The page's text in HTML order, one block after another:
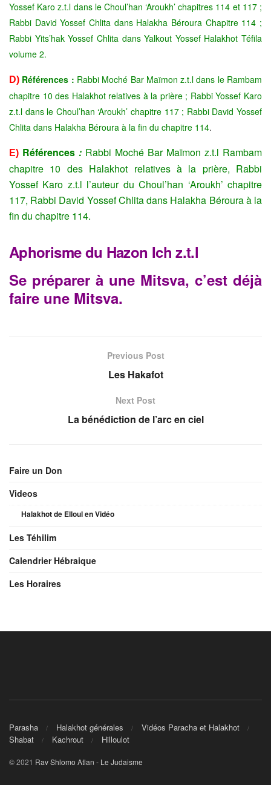
Yossef Karo z.t.l dans le Choul’han ‘Aroukh’ chapitres 114 et 117 ;
Rabbi David Yossef Chlita dans Halakha Béroura Chapitre 114 ;
Rabbi Yits’hak Yossef Chlita dans Yalkout Yossef Halakhot Téfila
volume 2.
D) Références : Rabbi Moché Bar Maïmon z.t.l dans le Rambam
chapitre 10 des Halakhot relatives à la prière ; Rabbi Yossef Karo
z.t.l dans le Choul’han ‘Aroukh’ chapitre 117 ; Rabbi David Yossef
Chlita dans Halakha Béroura à la fin du chapitre 114.
E) Références : Rabbi Moché Bar Maïmon z.t.l Rambam
chapitre 10 des Halakhot relatives à la prière, Rabbi
Yossef Karo z.t.l l’auteur du Choul’han ‘Aroukh’ chapitre
117, Rabbi David Yossef Chlita dans Halakha Béroura à la
fin du chapitre 114.
Aphorisme du Hazon Ich z.t.l
Se préparer à une Mitsva, c’est déjà
faire une Mitsva.
Previous Post
Les Hakafot
Next Post
La bénédiction de l’arc en ciel
Faire un Don
Videos
Halakhot de Elloul en Vidéo
Les Téhilim
Calendrier Hébraique
Les Horaires
Parasha Halakhot générales
Vidéos Paracha et Halakhot
Shabat
Kachrout Hilloulot
© 2021 Rav Shlomo Atlan - Le Judaisme